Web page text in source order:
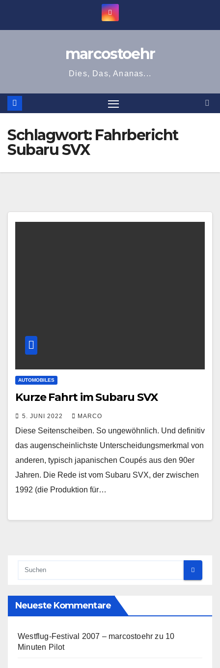
marcostoehr
Dies, Das, Ananas...
Schlagwort: Fahrbericht
Subaru SVX
AUTOMOBILES
Kurze Fahrt im Subaru SVX
5. JUNI 2022 MARCO
Diese Seitenscheiben. So ungewöhnlich. Und definitiv
das augenscheinlichste Unterscheidungsmerkmal von
anderen, typisch japanischen Coupés aus den 90er
Jahren. Die Rede ist vom Subaru SVX, der zwischen
1992 (die Produktion für…
Neueste Kommentare
Westflug-Festival 2007 – marcostoehr zu 10
Minuten Pilot